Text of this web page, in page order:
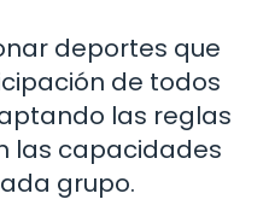
deportes que
de todos
las reglas
las capacidades
grupo.